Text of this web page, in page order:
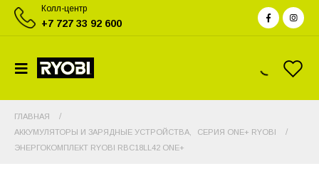
Колл-центр
+7 727 33 92 600
ГЛАВНАЯ
АККУМУЛЯТОРЫ И ЗАРЯДНЫЕ УСТРОЙСТВА
СЕРИЯ ONE+ RYOBI
ЭНЕРГОКОМПЛЕКТ RYOBI RBC18LL42 ONE+